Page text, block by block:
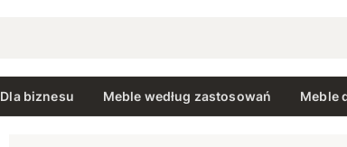
Dla biznesu Meble według zastosowań Meble